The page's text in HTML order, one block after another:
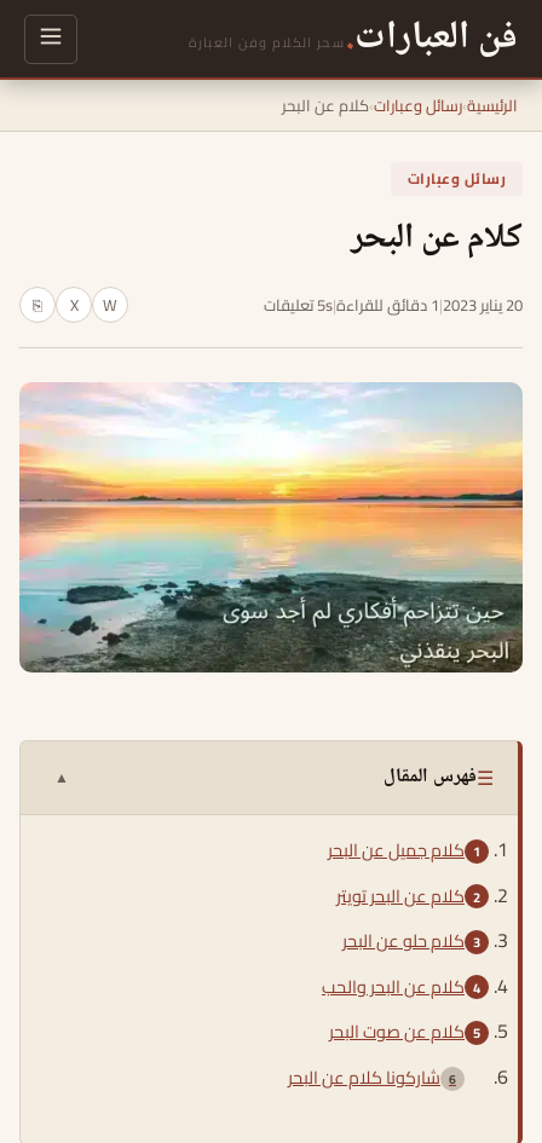
فن العبارات. سحر الكلام وفن العبارة
الرئيسية›رسائل وعبارات›كلام عن البحر
رسائل وعبارات
كلام عن البحر
20 يناير 2023 |1 دقائق للقراءة |5s تعليقات W
X
⎘
☰فهرس المقال ▲
كلام جميل عن البحر
كلام عن البحر تويتر
كلام حلو عن البحر
كلام عن البحر والحب
كلام عن صوت البحر
شاركونا كلام عن البحر